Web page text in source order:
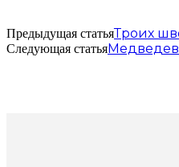
Предыдущая статьяТроих
Следующая статьяМедведев